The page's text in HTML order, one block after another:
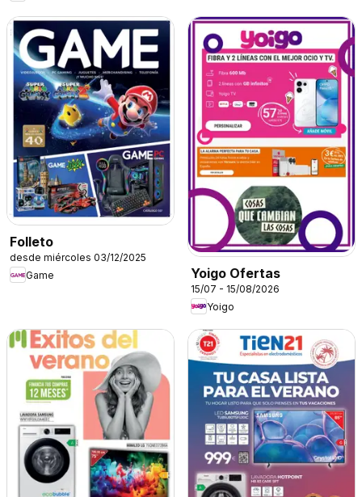
Folleto
desde miércoles 03/12/2025
Game
Yoigo Ofertas
15/07 - 15/08/2026
Yoigo